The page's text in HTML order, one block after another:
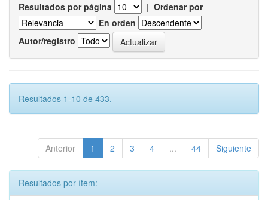
Resultados por página | Ordenar por
En orden
Autor/registro
Resultados 1-10 de 433.
Anterior 1 2 3 4 ... 44 Siguiente
Resultados por ítem: